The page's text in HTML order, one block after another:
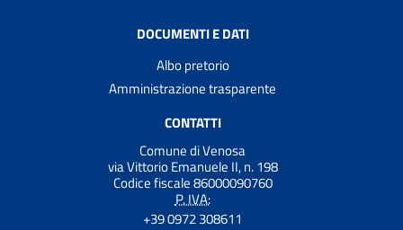
DOCUMENTI E DATI
Albo pretorio
Amministrazione trasparente
CONTATTI
Comune di Venosa
via Vittorio Emanuele II, n. 198
Codice fiscale 86000090760
P. IVA:
+39 0972 308611